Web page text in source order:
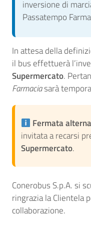
inversione di
Passatempo
In attesa della
il bus effettuerà
Supermercato.
Farmaciasarà
Fermata
invitata a recarsi
Supermercato.
Conerobus S.p.A. si
ringrazia la Clientela
collaborazione.